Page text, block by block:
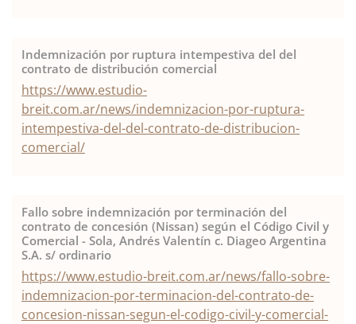
Indemnización por ruptura intempestiva del del
contrato de distribución comercial
https://www.estudio-
breit.com.ar/news/indemnizacion-por-ruptura-
intempestiva-del-del-contrato-de-distribucion-
comercial/
Fallo sobre indemnización por terminación del
contrato de concesión (Nissan) según el Código Civil y
Comercial - Sola, Andrés Valentín c. Diageo Argentina
S.A. s/ ordinario
https://www.estudio-breit.com.ar/news/fallo-sobre-
indemnizacion-por-terminacion-del-contrato-de-
concesion-nissan-segun-el-codigo-civil-y-comercial-